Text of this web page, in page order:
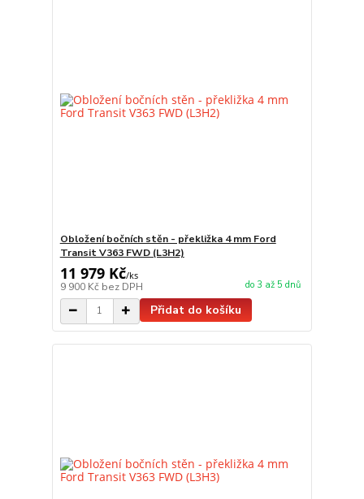
Obložení bočních stěn - překližka 4 mm Ford
Transit V363 FWD (L3H2)
11 979 Kč/ks
9 900 Kč bez DPH do 3 až 5 dnů
Přidat do košíku